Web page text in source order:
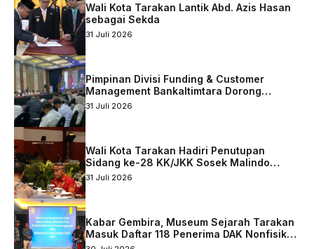
Wali Kota Tarakan Lantik Abd. Azis Hasan
sebagai Sekda
31 Juli 2026
Pimpinan Divisi Funding & Customer
Management Bankaltimtara Dorong
Percepatan Digitalisasi Keuangan di Kota
31 Juli 2026
Wali Kota Tarakan Hadiri Penutupan
Sidang ke-28 KK/JKK Sosek Malindo
Tingkat Kaltara–Sabah
31 Juli 2026
Kabar Gembira, Museum Sejarah Tarakan
Masuk Daftar 118 Penerima DAK Nonfisik
2027